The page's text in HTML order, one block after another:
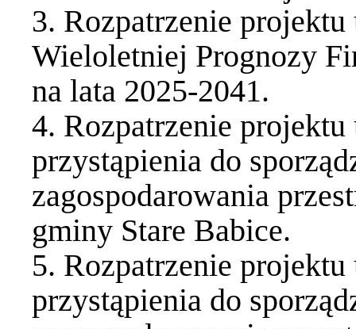
3. Rozpatrzenie
Wieloletniej Prognozy
na lata 2025-2041.
4. Rozpatrzenie projektu
przystąpienia do
zagospodarowania
gminy Stare Babice.
5. Rozpatrzenie
przystąpienia do